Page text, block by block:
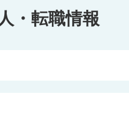
・転職情報